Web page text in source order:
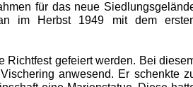
für das neue
im Herbst 1949 mit dem
Richtfest gefeiert werden. Bei
anwesend. Er schenkte